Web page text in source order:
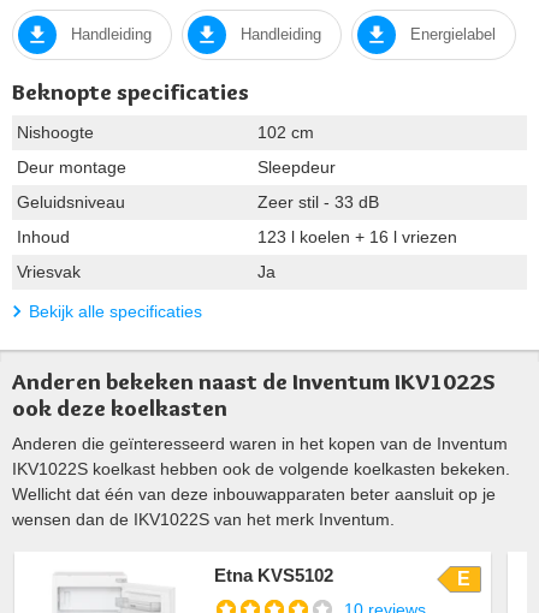
Handleiding Handleiding Energielabel
Beknopte specificaties
Nishoogte
102 cm
Deur montage
Sleepdeur
Geluidsniveau
Zeer stil - 33 dB
Inhoud
123 l koelen + 16 l vriezen
Vriesvak
Ja
Bekijk alle specificaties
Anderen bekeken naast de Inventum IKV1022S
ook deze koelkasten
Anderen die geïnteresseerd waren in het kopen van de Inventum
IKV1022S koelkast hebben ook de volgende koelkasten bekeken.
Wellicht dat één van deze inbouwapparaten beter aansluit op je
wensen dan de IKV1022S van het merk Inventum.
Etna KVS5102 E